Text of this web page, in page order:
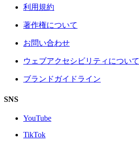
利用規約
著作権について
お問い合わせ
ウェブアクセシビリティについて
ブランドガイドライン
SNS
YouTube
TikTok